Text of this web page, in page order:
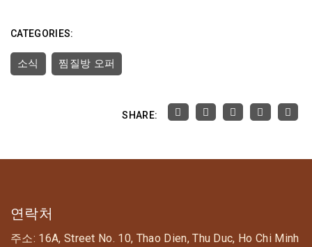
CATEGORIES:
소식 찜질방 오퍼
SHARE:
연락처
주소: 16A, Street No. 10, Thao Dien, Thu Duc, Ho Chi Minh